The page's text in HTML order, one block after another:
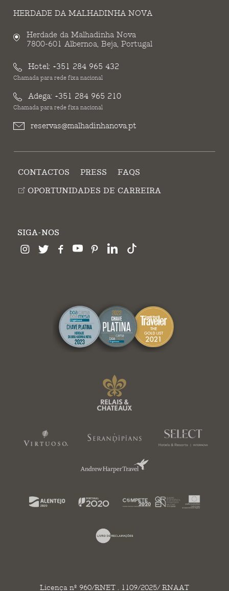
HERDADE DA MALHADINHA NOVA
Herdade da Malhadinha Nova
7800-601 Albernoa, Beja, Portugal
Hotel: +351 284 965 432
Chamada para rede fixa nacional
Adega: +351 284 965 210
Chamada para rede fixa nacional
reservas@malhadinhanova.pt
CONTACTOS PRESS
FAQS
OPORTUNIDADES DE CARREIRA
SIGA-NOS
Licença nº 960/RNET . 1109/2025/ RNAAT